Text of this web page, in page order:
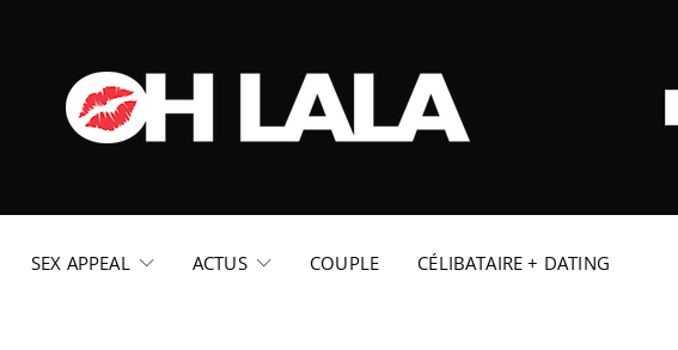
SEX APPEAL ACTUS COUPLE CÉLIBATAIRE + DATING